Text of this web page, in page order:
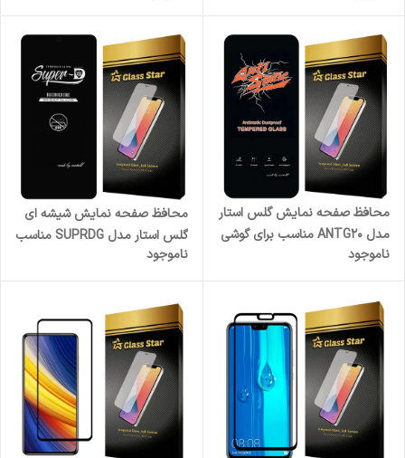
Pro Max
گوشی موبایل سامسونگ Galaxy
A71 4G/5G/A72 4G/A73 5G
محافظ صفحه نمایش گلس استار
مدل ANTG20 مناسب برای گوشی
موبایل اپل iPhone 17 Pro Max
ناموجود
محافظ صفحه نمایش شیشه ای
گلس استار مدل SUPRDG مناسب
برای گوشی موبایل شیائومی
Redmi Note 14s 4G
ناموجود